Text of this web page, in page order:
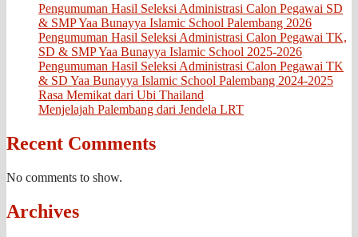
Pengumuman Hasil Seleksi Administrasi Calon Pegawai SD
& SMP Yaa Bunayya Islamic School Palembang 2026
Pengumuman Hasil Seleksi Administrasi Calon Pegawai TK,
SD & SMP Yaa Bunayya Islamic School 2025-2026
Pengumuman Hasil Seleksi Administrasi Calon Pegawai TK
& SD Yaa Bunayya Islamic School Palembang 2024-2025
Rasa Memikat dari Ubi Thailand
Menjelajah Palembang dari Jendela LRT
Recent Comments
No comments to show.
Archives